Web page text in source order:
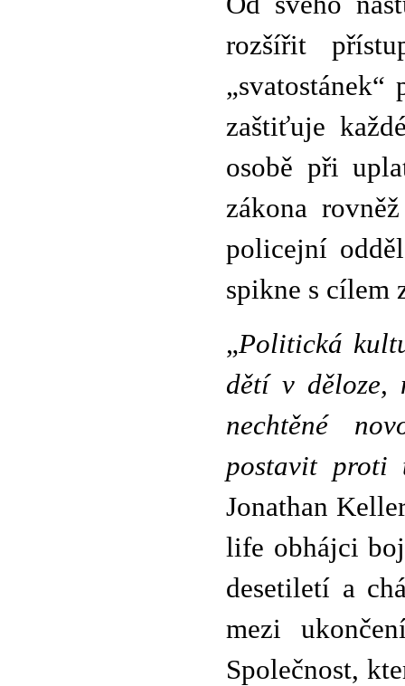
rozšířit
zaštiťuje
osobě při
zákona
policejní
spikne s cílem
„Politická
dětí v děloze,
nechtěné
postavit proti
Jonathan
life obhájci
desetiletí a
mezi
Společnost,